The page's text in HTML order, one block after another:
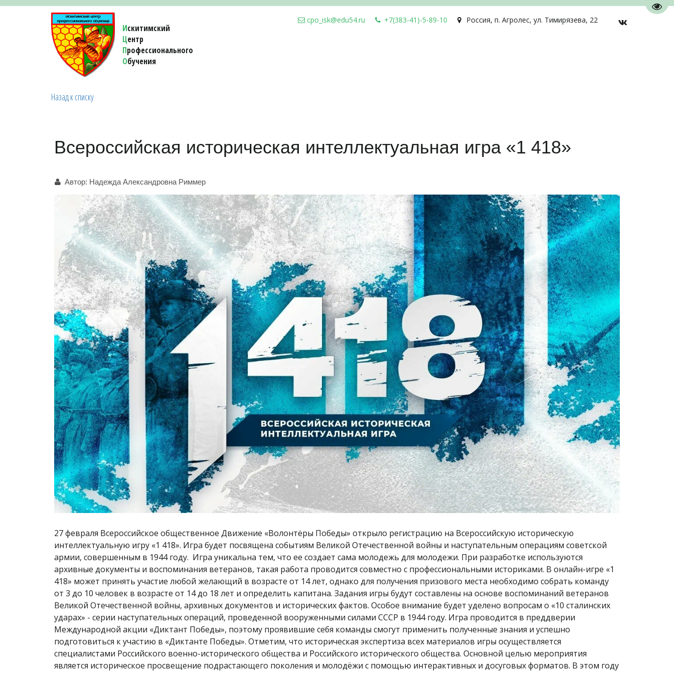
Искитимский
Центр
Профессионального
Обучения
Россия, п. Агролес, ул. Тимирязева, 22
+7(383-41)-5-89-10
cpo_isk@edu54.ru
Назад к списку
Всероссийская историческая интеллектуальная игра «1 418»
Автор: Надежда Александровна Риммер
27 февраля Всероссийское общественное Движение «Волонтёры Победы» открыло регистрацию на Всероссийскую историческую
интеллектуальную игру «1 418». Игра будет посвящена событиям Великой Отечественной войны и наступательным операциям советской
армии, совершенным в 1944 году. Игра уникальна тем, что ее создает сама молодежь для молодежи. При разработке используются
архивные документы и воспоминания ветеранов, такая работа проводится совместно с профессиональными историками. В онлайн-игре «1
418» может принять участие любой желающий в возрасте от 14 лет, однако для получения призового места необходимо собрать команду
от 3 до 10 человек в возрасте от 14 до 18 лет и определить капитана. Задания игры будут составлены на основе воспоминаний ветеранов
Великой Отечественной войны, архивных документов и исторических фактов. Особое внимание будет уделено вопросам о «10 сталинских
ударах» - серии наступательных операций, проведенной вооруженными силами СССР в 1944 году. Игра проводится в преддверии
Международной акции «Диктант Победы», поэтому проявившие себя команды смогут применить полученные знания и успешно
подготовиться к участию в «Диктанте Победы». Отметим, что историческая экспертиза всех материалов игры осуществляется
специалистами Российского военно-исторического общества и Российского исторического общества. Основной целью мероприятия
является историческое просвещение подрастающего поколения и молодёжи с помощью интерактивных и досуговых форматов. В этом году